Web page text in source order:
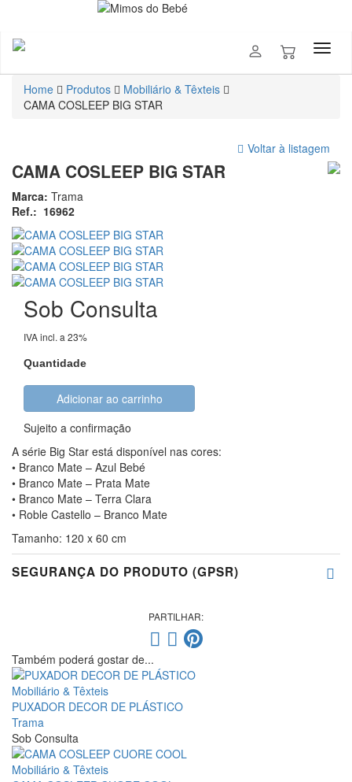
Home Produtos
Mobiliário & Têxteis
CAMA COSLEEP BIG STAR
Voltar à listagem
CAMA COSLEEP BIG STAR
Marca: Trama
Ref.: 16962
Sob Consulta
IVA incl. a 23%
Quantidade
Adicionar ao carrinho
Sujeito a confirmação
A série Big Star está disponível nas cores:
• Branco Mate – Azul Bebé
• Branco Mate – Prata Mate
• Branco Mate – Terra Clara
• Roble Castello – Branco Mate
Tamanho: 120 x 60 cm
SEGURANÇA DO PRODUTO (GPSR)
PARTILHAR:
Também poderá gostar de...
Mobiliário & Têxteis
PUXADOR DECOR DE PLÁSTICO
Trama
Sob Consulta
Mobiliário & Têxteis